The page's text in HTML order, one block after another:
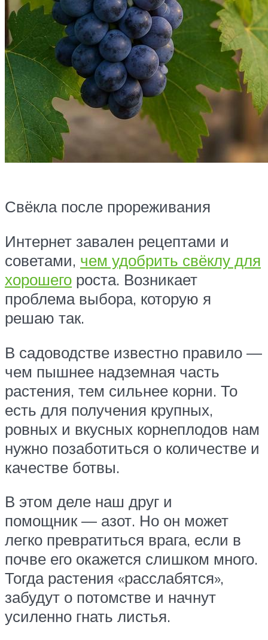
Свёкла после прореживания
Интернет завален рецептами и
советами, чем удобрить свёклу для
хорошего роста. Возникает
проблема выбора, которую я
решаю так.
В садоводстве известно правило —
чем пышнее надземная часть
растения, тем сильнее корни. То
есть для получения крупных,
ровных и вкусных корнеплодов нам
нужно позаботиться о количестве и
качестве ботвы.
В этом деле наш друг и
помощник — азот. Но он может
легко превратиться врага, если в
почве его окажется слишком много.
Тогда растения «расслабятся»,
забудут о потомстве и начнут
усиленно гнать листья.